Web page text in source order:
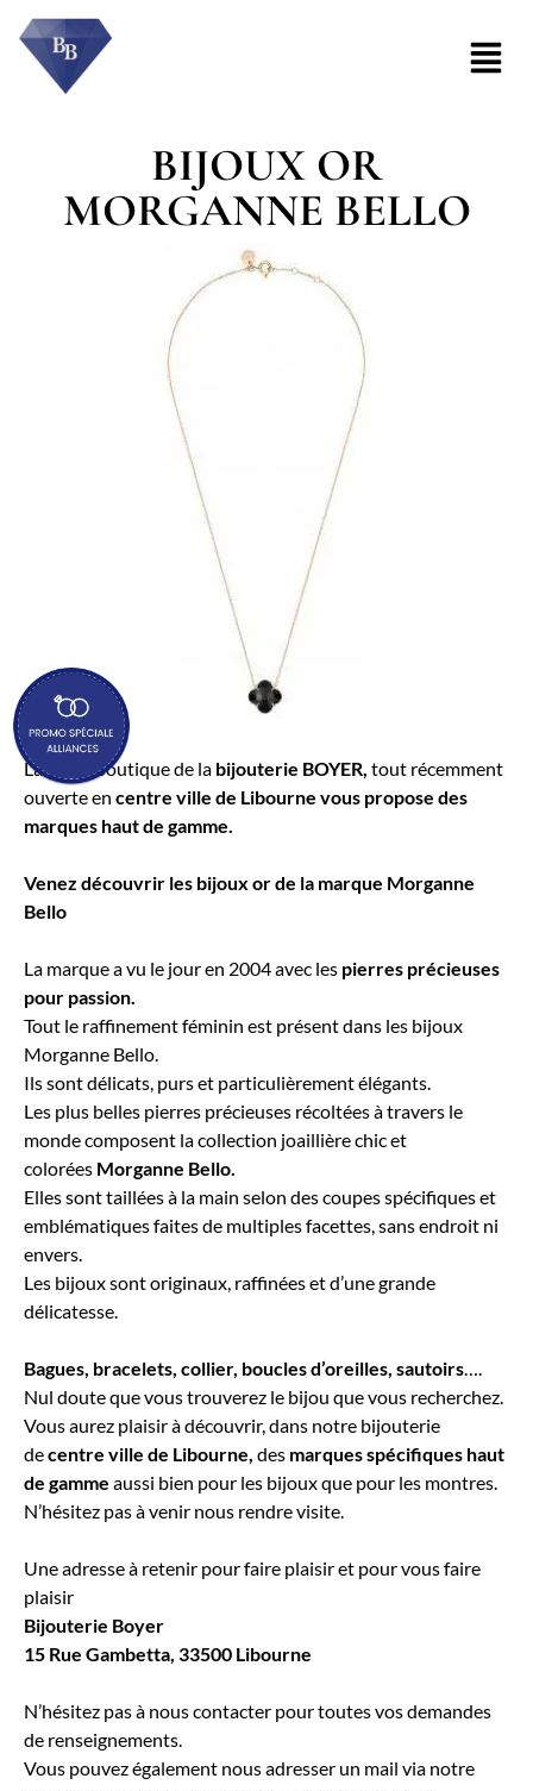
BIJOUX OR
MORGANNE BELLO
La 3ème boutique de la bijouterie BOYER, tout récemment
ouverte en centre ville de Libourne vous propose des
marques haut de gamme.
Venez découvrir les bijoux or de la marque Morganne
Bello
La marque a vu le jour en 2004 avec les pierres précieuses
pour passion.
Tout le raffinement féminin est présent dans les bijoux
Morganne Bello.
Ils sont délicats, purs et particulièrement élégants.
Les plus belles pierres précieuses récoltées à travers le
monde composent la collection joaillière chic et
colorées Morganne Bello.
Elles sont taillées à la main selon des coupes spécifiques et
emblématiques faites de multiples facettes, sans endroit ni
envers.
Les bijoux sont originaux, raffinées et d’une grande
délicatesse.
Bagues, bracelets, collier, boucles d’oreilles, sautoirs….
Nul doute que vous trouverez le bijou que vous recherchez.
Vous aurez plaisir à découvrir, dans notre bijouterie
decentre ville de Libourne, des marques spécifiques haut
de gamme aussi bien pour les bijoux que pour les montres.
N’hésitez pas à venir nous rendre visite.
Une adresse à retenir pour faire plaisir et pour vous faire
plaisir
Bijouterie Boyer
15 Rue Gambetta, 33500 Libourne
N’hésitez pas à nous contacter pour toutes vos demandes
de renseignements.
Vous pouvez également nous adresser un mail via notre